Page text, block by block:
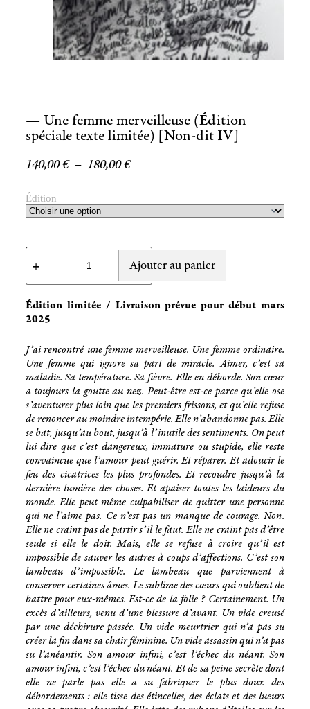
— Une femme merveilleuse (Édition
spéciale texte limitée) [Non-dit IV]
140,00€ – 180,00€
Édition
Ajouter au panier
Édition limitée / Livraison prévue pour début mars
2025
J’ai rencontré une femme merveilleuse. Une femme ordinaire.
Une femme qui ignore sa part de miracle. Aimer, c’est sa
maladie. Sa température. Sa fièvre. Elle en déborde. Son cœur
a toujours la goutte au nez. Peut-être est-ce parce qu’elle ose
s’aventurer plus loin que les premiers frissons, et qu’elle refuse
de renoncer au moindre intempérie. Elle n’abandonne pas. Elle
se bat, jusqu’au bout, jusqu’à l’inutile des sentiments. On peut
lui dire que c’est dangereux, immature ou stupide, elle reste
convaincue que l’amour peut guérir. Et réparer. Et adoucir le
feu des cicatrices les plus profondes. Et recoudre jusqu’à la
dernière lumière des choses. Et apaiser toutes les laideurs du
monde. Elle peut même culpabiliser de quitter une personne
qui ne l’aime pas. Ce n’est pas un manque de courage. Non.
Elle ne craint pas de partir s’il le faut. Elle ne craint pas d’être
seule si elle le doit. Mais, elle se refuse à croire qu’il est
impossible de sauver les autres à coups d’affections. C’est son
lambeau d’impossible. Le lambeau que parviennent à
conserver certaines âmes. Le sublime des cœurs qui oublient de
battre pour eux-mêmes. Est-ce de la folie ? Certainement. Un
excès d’ailleurs, venu d’une blessure d’avant. Un vide creusé
par une déchirure passée. Un vide meurtrier qui n’a pas su
créer la fin dans sa chair féminine. Un vide assassin qui n’a pas
su l’anéantir. Son amour infini, c’est l’échec du néant. Son
amour infini, c’est l’échec du néant. Et de sa peine secrète dont
elle ne parle pas elle a su fabriquer le plus doux des
débordements : elle tisse des étincelles, des éclats et des lueurs